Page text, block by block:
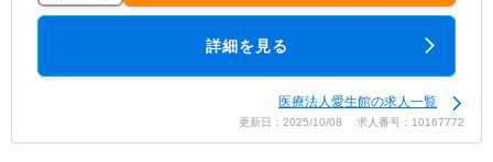
詳細を見る
医療法人愛生館の求人一覧
更新日：2025/10/08 求人番号：10167772